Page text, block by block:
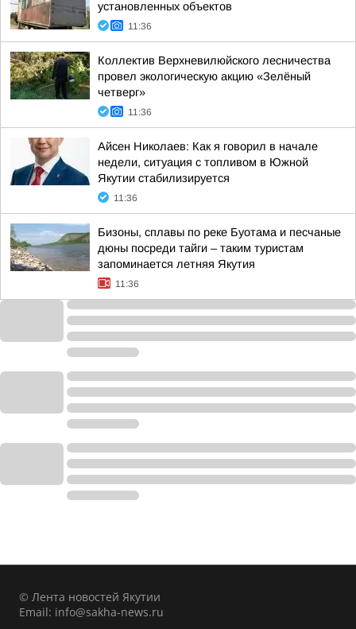
установленных объектов
11:36
Коллектив Верхневилюйского лесничества
провел экологическую акцию «Зелёный
четверг»
11:36
Айсен Николаев: Как я говорил в начале
недели, ситуация с топливом в Южной
Якутии стабилизируется
11:36
Бизоны, сплавы по реке Буотама и песчаные
дюны посреди тайги – таким туристам
запоминается летняя Якутия
11:36
© Лента новостей Якутии
Email: info@sakha-news.ru